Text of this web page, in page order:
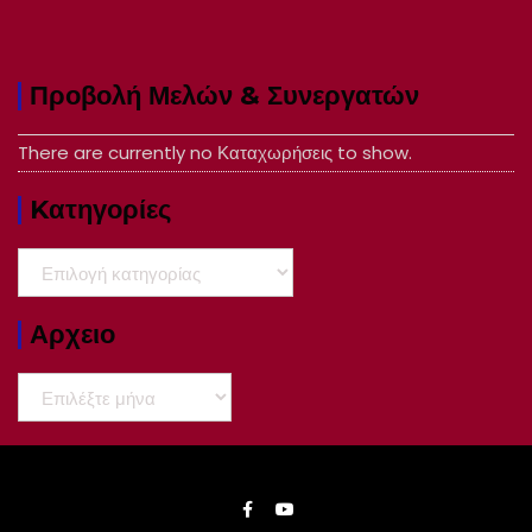
Προβολή Μελών & Συνεργατών
There are currently no Καταχωρήσεις to show.
Kατηγορίες
Kατηγορίες
Αρχειο
Αρχειο